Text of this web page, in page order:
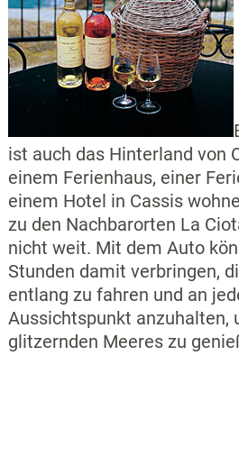
ist auch das Hinterland von
einem Ferienhaus, einer
einem Hotel in Cassis
zu den Nachbarorten La
nicht weit. Mit dem Auto
Stunden damit verbringen,
entlang zu fahren und an
Aussichtspunkt anzuhalten,
glitzernden Meeres zu